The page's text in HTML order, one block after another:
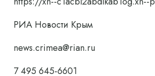
РИА Новости Крым
news.crimea@rian.ru
7 495 645-6601